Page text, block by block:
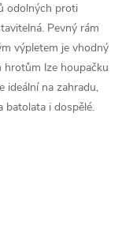
odolných proti
Pevný rám
výpletem je vhodný
hrotům lze houpačku
ideální na zahradu,
batolata i dospělé.